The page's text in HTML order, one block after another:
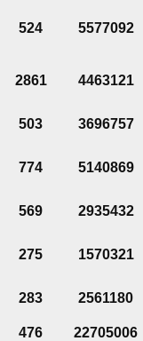
524 5577092
2861 4463121
503 3696757
774 5140869
569 2935432
275 1570321
283 2561180
476
22705006